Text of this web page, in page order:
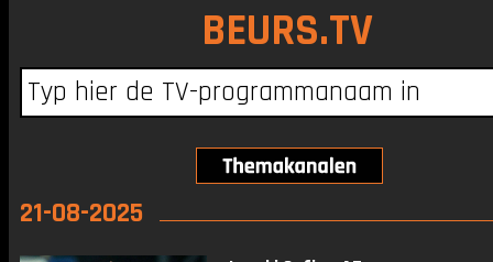
BEURS.TV
21-08-2025